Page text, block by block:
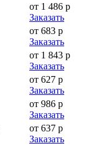
от 1 486 р
Заказать
от 683 р
Заказать
от 1 843 р
Заказать
от 627 р
Заказать
от 986 р
Заказать
от 637 р
Заказать